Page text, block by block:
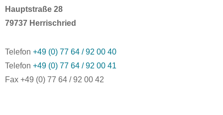
Hauptstraße 28
79737 Herrischried
Telefon +49 (0) 77 64 / 92 00 40
Telefon +49 (0) 77 64 / 92 00 41
Fax +49 (0) 77 64 / 92 00 42